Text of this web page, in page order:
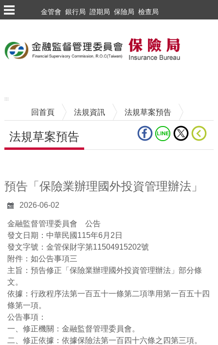
跳到主要內容區塊
金管會 銀行局 證期局 保險局 檢查局
:::
回首頁 法規資訊 法規草案預告
法規草案預告
預告「保險業辦理國外投資管理辦法」
2026-06-02
金融監督管理委員會 公告
發文日期：中華民國115年6月2日
發文字號：金管保財字第11504915202號
附件：如公告事項三
主旨：預告修正「保險業辦理國外投資管理辦法」部分條
文。
依據：行政程序法第一百五十一條第二項準用第一百五十四
條第一項。
公告事項：
一、修正機關：金融監督管理委員會。
二、修正依據：依據保險法第一百四十六條之四第三項。